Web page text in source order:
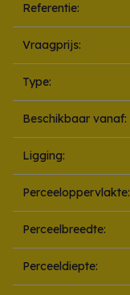
Referentie:
Vraagprijs:
Type:
Beschikbaar vanaf:
Ligging:
Perceeloppervlakte:
Perceelbreedte:
Perceeldiepte: